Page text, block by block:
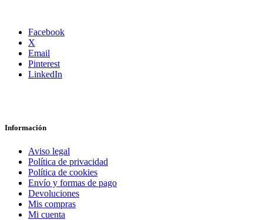
Facebook
X
Email
Pinterest
LinkedIn
Información
Aviso legal
Política de privacidad
Política de cookies
Envío y formas de pago
Devoluciones
Mis compras
Mi cuenta